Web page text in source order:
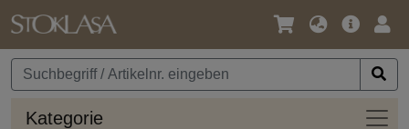
Sprache
Währung
Kategorie